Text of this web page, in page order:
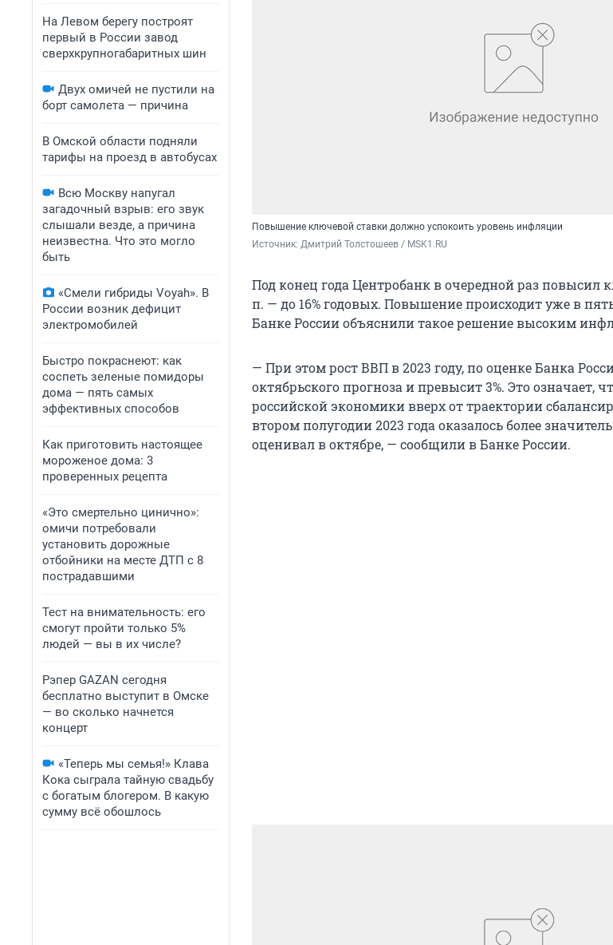
На Левом берегу построят
первый в России завод
сверхкрупногабаритных шин
Двух омичей не пустили на
борт самолета — причина
В Омской области подняли
тарифы на проезд в автобусах
Всю Москву напугал
загадочный взрыв: его звук
слышали везде, а причина
неизвестна. Что это могло
быть
«Смели гибриды Voyah». В
России возник дефицит
электромобилей
Быстро покраснеют: как
соспеть зеленые помидоры
дома — пять самых
эффективных способов
Как приготовить настоящее
мороженое дома: 3
проверенных рецепта
«Это смертельно цинично»:
омичи потребовали
установить дорожные
отбойники на месте ДТП с 8
пострадавшими
Тест на внимательность: его
смогут пройти только 5%
людей — вы в их числе?
Рэпер GAZAN сегодня
бесплатно выступит в Омске
— во сколько начнется
концерт
«Теперь мы семья!» Клава
Кока сыграла тайную свадьбу
с богатым блогером. В какую
сумму всё обошлось
Повышение ключевой ставки должно успокоить уровень инфляции
Источник: Дмитрий Толстошеев / MSK1.RU
Под конец года Центробанк в очередной раз повысил
п. — до 16% годовых. Повышение происходит уже в
Банке России объяснили такое решение высоким
— При этом рост ВВП в 2023 году, по оценке Банка
октябрьского прогноза и превысит 3%. Это означает,
российской экономики вверх от траектории
втором полугодии 2023 года оказалось более
оценивал в октябре, — сообщили в Банке России.